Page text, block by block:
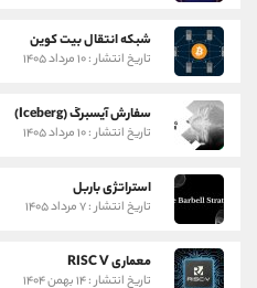
شبکه انتقال بیت کوین
تاریخ انتشار : ۱۰ مرداد ۱۴۰۵
سفارش آیسبرگ (Iceberg)
تاریخ انتشار : ۱۰ مرداد ۱۴۰۵
استراتژی باربل
تاریخ انتشار : ۷ مرداد ۱۴۰۵
معماری RISC V
تاریخ انتشار : ۱۴ بهمن ۱۴۰۴